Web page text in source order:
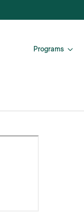
Programs